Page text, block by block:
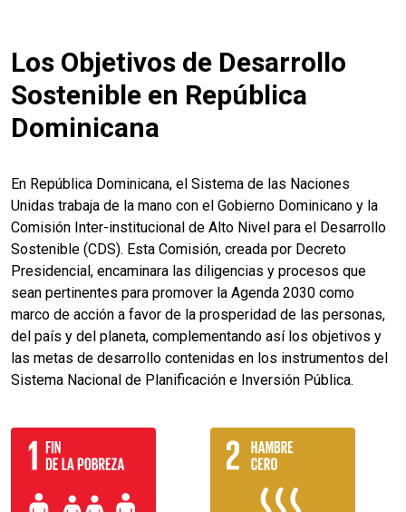
Los Objetivos de Desarrollo
Sostenible en República
Dominicana
En República Dominicana, el Sistema de las Naciones
Unidas trabaja de la mano con el Gobierno Dominicano y la
Comisión Inter-institucional de Alto Nivel para el Desarrollo
Sostenible (CDS). Esta Comisión, creada por Decreto
Presidencial, encaminara las diligencias y procesos que
sean pertinentes para promover la Agenda 2030 como
marco de acción a favor de la prosperidad de las personas,
del país y del planeta, complementando así los objetivos y
las metas de desarrollo contenidas en los instrumentos del
Sistema Nacional de Planificación e Inversión Pública.